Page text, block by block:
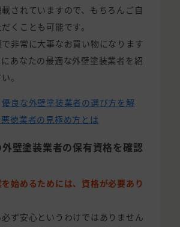
されていますので、もちろんご自
くことも可能です。
非常に大事なお買い物になります
あなたの最適な外壁塗装業者を紹
。
優良な外壁塗装業者の選び方を解
徳業者の見極め方とは
壁塗装業者の保有資格を確認
始めるためには、資格が必要あり
ず安心というわけではありません